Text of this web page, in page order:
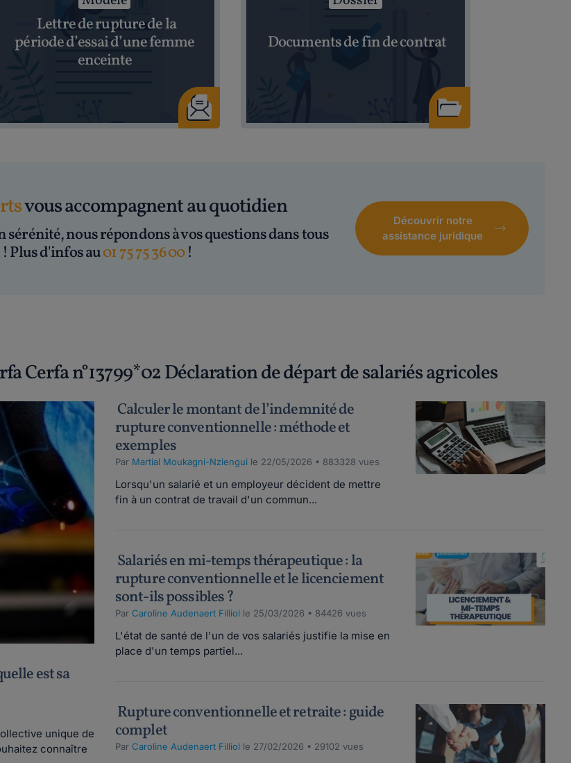
Lettre de rupture de la
période d’essai d’une femme
enceinte
Documents de fin de contrat
vous accompagnent au quotidien
sérénité, nous répondons à vos questions dans tous
Plus d'infos au01 75 75 36 00!
Découvrir notre
assistance juridique
Cerfa n°13799*02 Déclaration de départ de salariés agricoles
est sa
unique de
connaître
Calculer le montant de l’indemnité de
rupture conventionnelle : méthode et
exemples
Par Martial Moukagni-Nziengui le 22/05/2026 • 883328 vues
Lorsqu'un salarié et un employeur décident de mettre
fin à un contrat de travail d'un commun...
Salariés en mi-temps thérapeutique : la
rupture conventionnelle et le licenciement
sont-ils possibles ?
Par Caroline Audenaert Filliol le 25/03/2026 • 84426 vues
L'état de santé de l'un de vos salariés justifie la mise en
place d'un temps partiel...
Rupture conventionnelle et retraite : guide
complet
Par Caroline Audenaert Filliol le 27/02/2026 • 29102 vues